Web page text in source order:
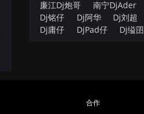
廉江Dj炮哥
南宁DjAder
Dj铭仔
Dj阿华
Dj刘超
Dj庸仔
DjPad仔 Dj缢囝
合作